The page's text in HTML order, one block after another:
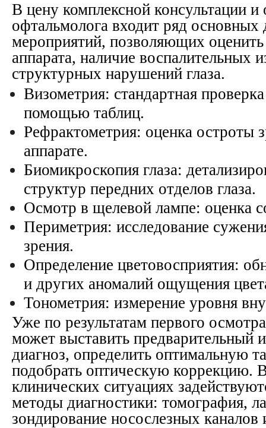
В цену комплексной консультации и
офтальмолога входит ряд основных
мероприятий, позволяющих
аппарата, наличие воспалительных
структурных нарушений глаза.
Визометрия: стандартная
помощью таблиц.
Рефрактометрия: оценка остроты
аппарате.
Биомикроскопия глаза:
структур передних отделов глаза.
Осмотр в щелевой лампе: оценка
Периметрия: исследование
зрения.
Определение цветовосприятия:
и других аномалий ощущения
Тонометрия: измерение уровня
Уже по результатам первого
может выставить предварительный
диагноз, определить оптимальную
подобрать оптическую коррекцию.
клинических ситуациях
методы диагностики: томография,
зондирование носослезных каналов